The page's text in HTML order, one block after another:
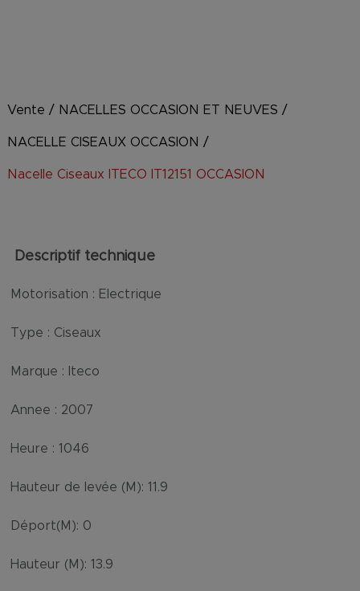
Vente / NACELLES OCCASION ET NEUVES /
NACELLE CISEAUX OCCASION /
Nacelle Ciseaux ITECO IT12151 OCCASION
Descriptif technique
Motorisation : Electrique
Type : Ciseaux
Marque : Iteco
Annee : 2007
Heure : 1046
Hauteur de levée (M): 11.9
Déport(M): 0
Hauteur (M): 13.9